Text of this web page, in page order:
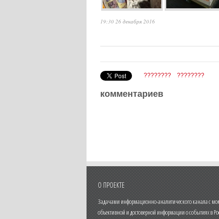
19:30 26 декабря 2016
???????? ????????
комментариев
О ПРОЕКТЕ
Задачами информационно-аналитического канала с
объективной и достоверной информации о событиях в